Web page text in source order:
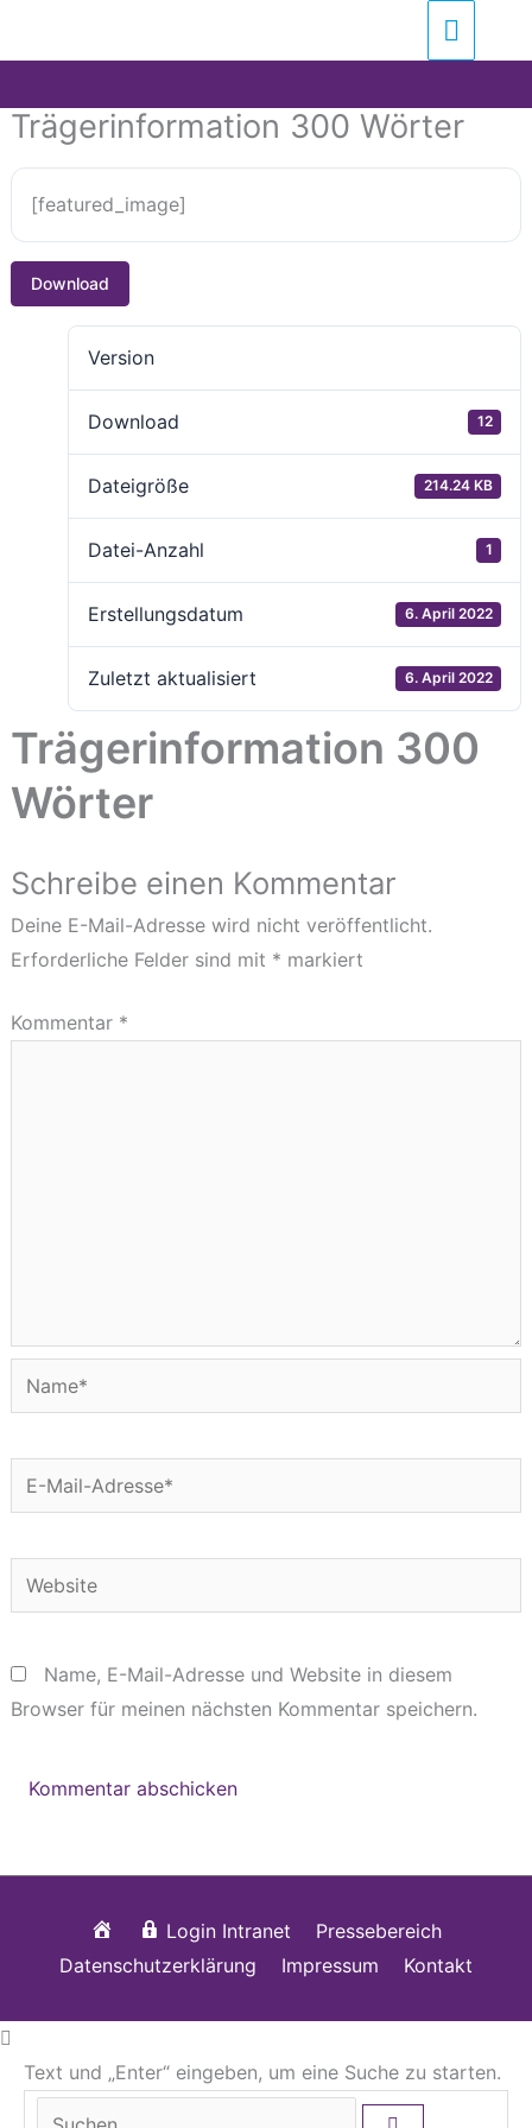
Trägerinformation 300 Wörter
[featured_image]
Download
Version
Download 12
Dateigröße 214.24 KB
Datei-Anzahl 1
Erstellungsdatum 6. April 2022
Zuletzt aktualisiert 6. April 2022
Trägerinformation 300
Wörter
Schreibe einen Kommentar
Deine E-Mail-Adresse wird nicht veröffentlicht.
Erforderliche Felder sind mit * markiert
Kommentar *
Name*
E-
Mail-
Website
Name, E-Mail-Adresse und Website in diesem
Browser für meinen nächsten Kommentar speichern.
StartseiteLogin Intranet
Pressebereich
Datenschutzerklärung
Impressum Kontakt
Text und „Enter“ eingeben, um eine Suche zu starten.